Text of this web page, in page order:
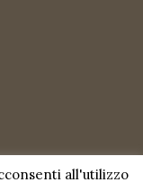
all'utilizzo